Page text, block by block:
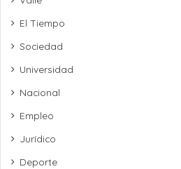
El Tiempo
Sociedad
Universidad
Nacional
Empleo
Jurídico
Deporte